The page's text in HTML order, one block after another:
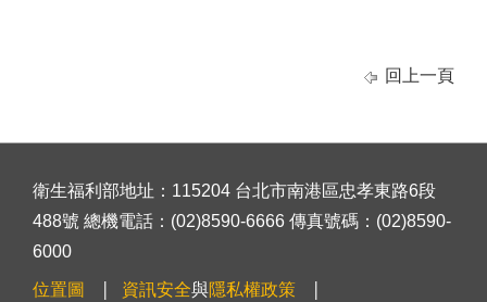
回上一頁
衛生福利部地址：115204 台北市南港區忠孝東路6段
488號 總機電話：(02)8590-6666 傳真號碼：(02)8590-
6000
位置圖 資訊安全與隱私權政策